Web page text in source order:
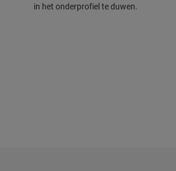
in het onderprofiel te duwen.